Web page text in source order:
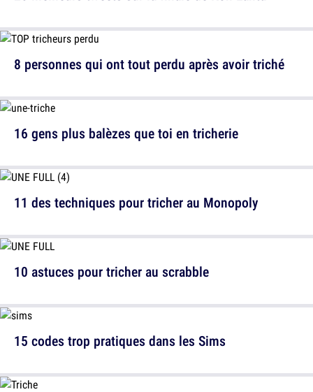
16 gens plus balèzes que toi en tricherie
10 astuces pour tricher au scrabble
8 personnes qui ont tout perdu après avoir triché
11 des techniques pour tricher au Monopoly
15 codes trop pratiques dans les Sims